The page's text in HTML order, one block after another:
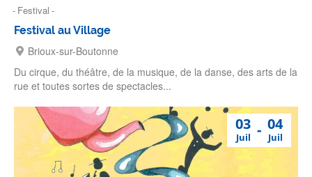
Festival
Festival au Village
Brioux-sur-Boutonne
Du cirque, du théâtre, de la musique, de la danse, des arts de la
rue et toutes sortes de spectacles...
03
Juil
04
Juil